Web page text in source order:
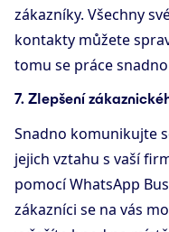
zákazníky. Všechny
kontakty můžete
tomu se práce
7. Zlepšení
Snadno komunikujte
jejich vztahu s vaší
pomocí WhatsApp
zákazníci se na vás